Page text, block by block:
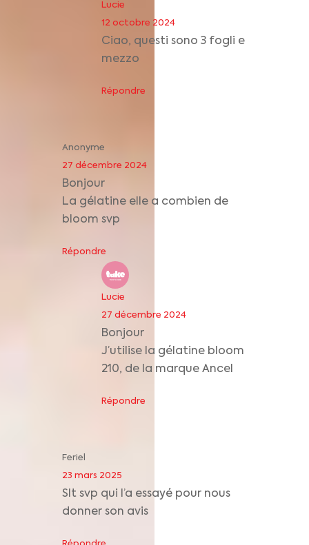
Lucie
12 octobre 2024
Ciao, questi sono 3 fogli e
mezzo
Répondre
Anonyme
27 décembre 2024
Bonjour
La gélatine elle a combien de
bloom svp
Répondre
Lucie
27 décembre 2024
Bonjour
J’utilise la gélatine bloom
210, de la marque Ancel
Répondre
Feriel
23 mars 2025
Slt svp qui l’a essayé pour nous
donner son avis